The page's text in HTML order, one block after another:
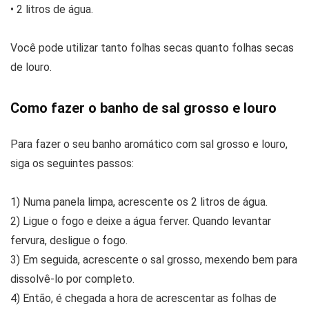
• 2 litros de água.
Você pode utilizar tanto folhas secas quanto folhas secas
de louro.
Como fazer o banho de sal grosso e louro
Para fazer o seu banho aromático com sal grosso e louro,
siga os seguintes passos:
1) Numa panela limpa, acrescente os 2 litros de água.
2) Ligue o fogo e deixe a água ferver. Quando levantar
fervura, desligue o fogo.
3) Em seguida, acrescente o sal grosso, mexendo bem para
dissolvê-lo por completo.
4) Então, é chegada a hora de acrescentar as folhas de